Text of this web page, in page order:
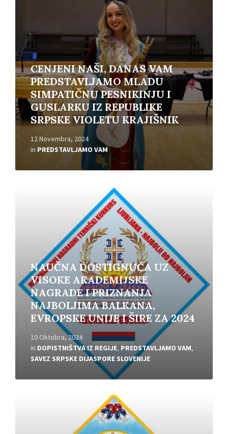
CENJENI NAŠI, DANAS VAM
PREDSTAVLJAMO MLADU
SIMPATIČNU PESNIKINJU I
GUSLARKU IZ REPUBLIKE
SRPSKE VIOLETU KRAJIŠNIK
12 Novembra, 2024
in PREDSTAVLJAMO VAM
NAUČNA DOSTIGNUĆA UZ
VISOKE AKADEMIJSKE
NAGRADE I PRIZNANJA
NAJBOLJIMA BALKANA,
EVROPSKE UNIJE I ŠIRE ZA 2024
10 Oktobra, 2024
in DOPISTNIŠTVA IZ REGIJE, PREDSTAVLJAMO VAM,
SAVEZ SRPSKE DIJASPORE SLOVENIJE